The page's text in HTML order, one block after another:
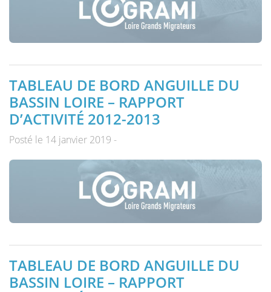
TABLEAU DE BORD ANGUILLE DU
BASSIN LOIRE – RAPPORT
D’ACTIVITÉ 2012-2013
Posté le 14 janvier 2019 -
TABLEAU DE BORD ANGUILLE DU
BASSIN LOIRE – RAPPORT